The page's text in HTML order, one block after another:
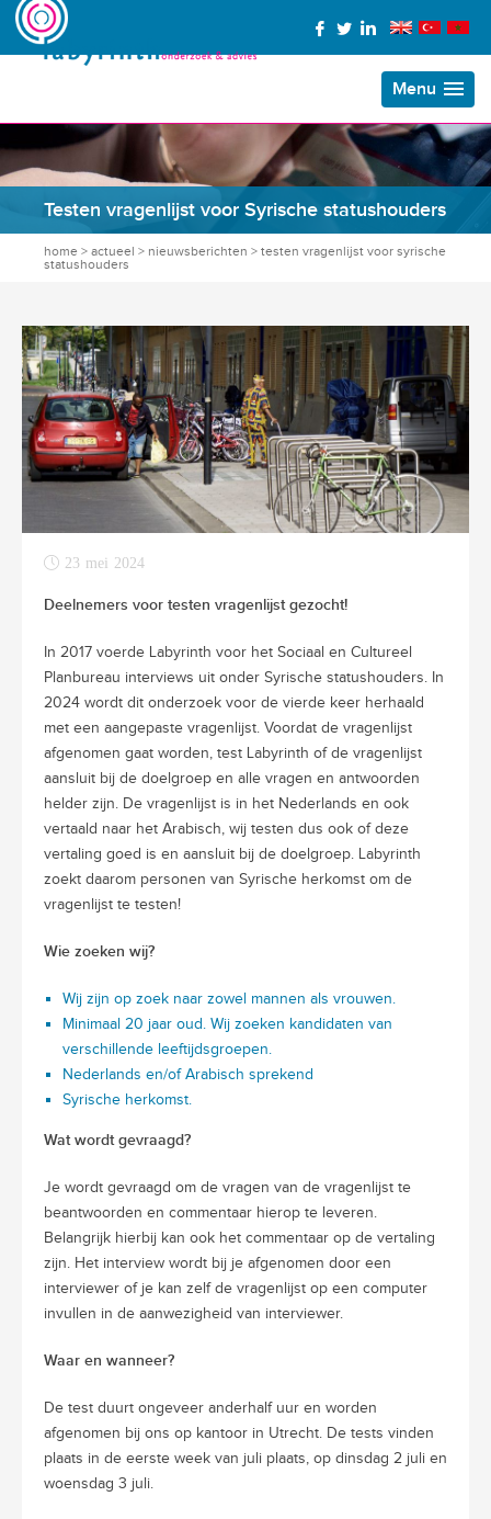
Menu
Testen vragenlijst voor Syrische statushouders
home > actueel > nieuwsberichten > testen vragenlijst voor syrische
statushouders
23 mei 2024
Deelnemers voor testen vragenlijst gezocht!
In 2017 voerde Labyrinth voor het Sociaal en Cultureel
Planbureau interviews uit onder Syrische statushouders. In
2024 wordt dit onderzoek voor de vierde keer herhaald
met een aangepaste vragenlijst. Voordat de vragenlijst
afgenomen gaat worden, test Labyrinth of de vragenlijst
aansluit bij de doelgroep en alle vragen en antwoorden
helder zijn. De vragenlijst is in het Nederlands en ook
vertaald naar het Arabisch, wij testen dus ook of deze
vertaling goed is en aansluit bij de doelgroep. Labyrinth
zoekt daarom personen van Syrische herkomst om de
vragenlijst te testen!
Wie zoeken wij?
Wij zijn op zoek naar zowel mannen als vrouwen.
Minimaal 20 jaar oud. Wij zoeken kandidaten van
verschillende leeftijdsgroepen.
Nederlands en/of Arabisch sprekend
Syrische herkomst.
Wat wordt gevraagd?
Je wordt gevraagd om de vragen van de vragenlijst te
beantwoorden en commentaar hierop te leveren.
Belangrijk hierbij kan ook het commentaar op de vertaling
zijn. Het interview wordt bij je afgenomen door een
interviewer of je kan zelf de vragenlijst op een computer
invullen in de aanwezigheid van interviewer.
Waar en wanneer?
De test duurt ongeveer anderhalf uur en worden
afgenomen bij ons op kantoor in Utrecht. De tests vinden
plaats in de eerste week van juli plaats, op dinsdag 2 juli en
woensdag 3 juli.